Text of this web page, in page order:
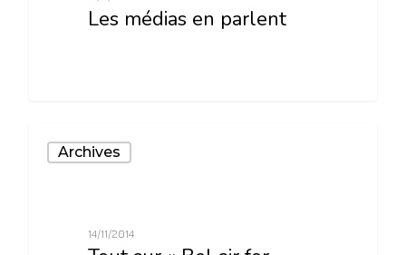
Les médias en parlent
Archives
14/11/2014